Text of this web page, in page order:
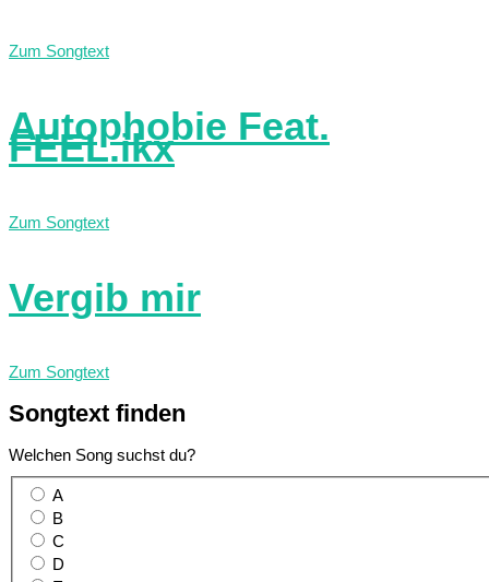
Zum Songtext
Autophobie Feat.
FEEL.ikx
Zum Songtext
Vergib mir
Zum Songtext
Songtext finden
Welchen Song suchst du?
A
B
C
D